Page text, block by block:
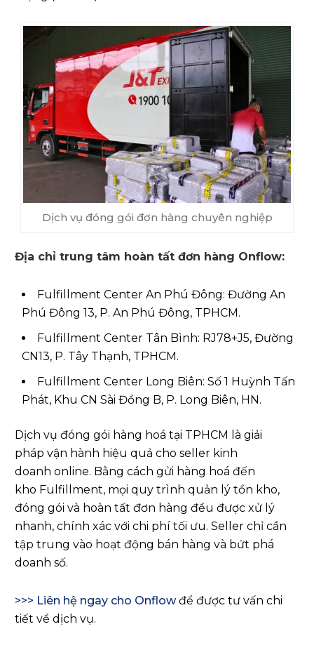
Dịch vụ đóng gói đơn hàng chuyên nghiệp
Địa chỉ trung tâm hoàn tất đơn hàng Onflow:
Fulfillment Center An Phú Đông: Đường An
Phú Đông 13, P. An Phú Đông, TPHCM.
Fulfillment Center Tân Bình: RJ78+J5, Đường
CN13, P. Tây Thạnh, TPHCM.
Fulfillment Center Long Biên: Số 1 Huỳnh Tấn
Phát, Khu CN Sài Đồng B, P. Long Biên, HN.
Dịch vụ đóng gói hàng hoá tại TPHCM là giải
pháp vận hành hiệu quả cho seller kinh
doanh online. Bằng cách gửi hàng hoá đến
kho Fulfillment, mọi quy trình quản lý tồn kho,
đóng gói và hoàn tất đơn hàng đều được xử lý
nhanh, chính xác với chi phí tối ưu. Seller chỉ cần
tập trung vào hoạt động bán hàng và bứt phá
doanh số.
>>> Liên hệ ngay cho Onflowđể được tư vấn chi
tiết về dịch vụ.